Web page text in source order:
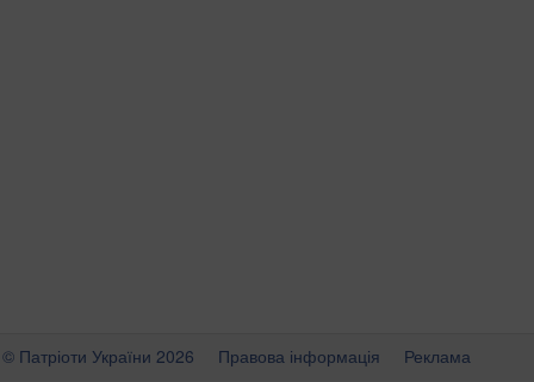
© Патріоти України 2026 Правова інформація Реклама